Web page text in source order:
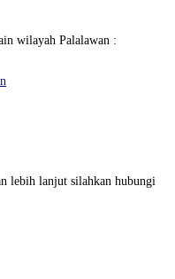
wilayah Palalawan :
lebih lanjut silahkan hubungi